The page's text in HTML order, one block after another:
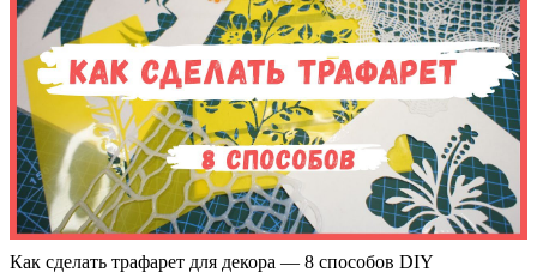
Как сделать трафарет для декора — 8 способов DIY